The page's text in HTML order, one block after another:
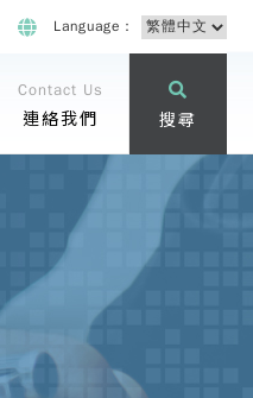
Language：
Contact Us
連絡我們 搜尋